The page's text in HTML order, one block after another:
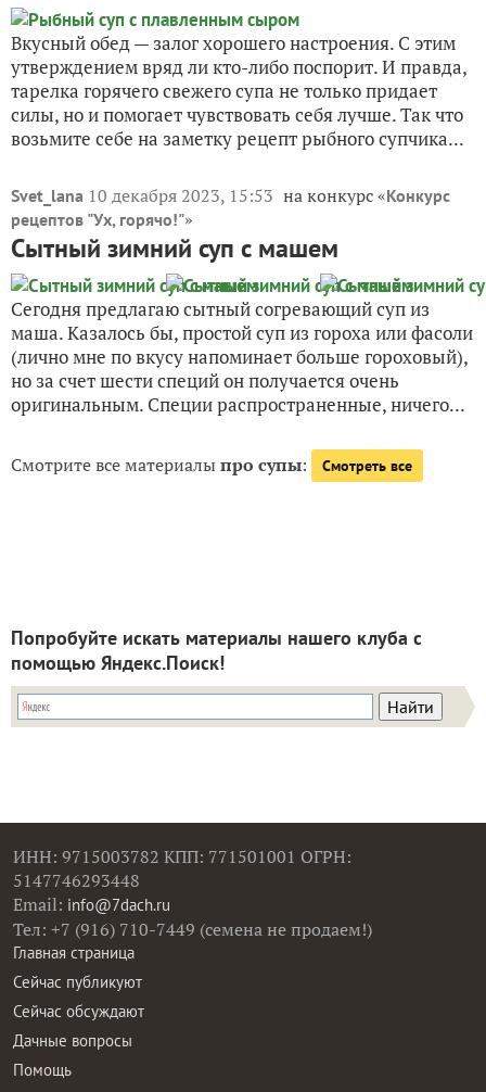
Вкусный обед — залог хорошего настроения. С этим
утверждением вряд ли кто-либо поспорит. И правда,
тарелка горячего свежего супа не только придает
силы, но и помогает чувствовать себя лучше. Так что
возьмите себе на заметку рецепт рыбного супчика...
Svet_lana 10 декабря 2023, 15:53 на конкурс «Конкурс
рецептов "Ух, горячо!"»
Сытный зимний суп с машем
Сегодня предлагаю сытный согревающий суп из
маша. Казалось бы, простой суп из гороха или фасоли
(лично мне по вкусу напоминает больше гороховый),
но за счет шести специй он получается очень
оригинальным. Специи распространенные, ничего...
Смотрите все материалыпро супы: Смотреть все
Попробуйте искать материалы нашего клуба с
помощью Яндекс.Поиск!
ИНН: 9715003782 КПП: 771501001 ОГРН:
5147746293448
Email: info@7dach.ru
Тел: +7 (916) 710-7449 (семена не продаем!)
Главная страница
Сейчас публикуют
Сейчас обсуждают
Дачные вопросы
Помощь